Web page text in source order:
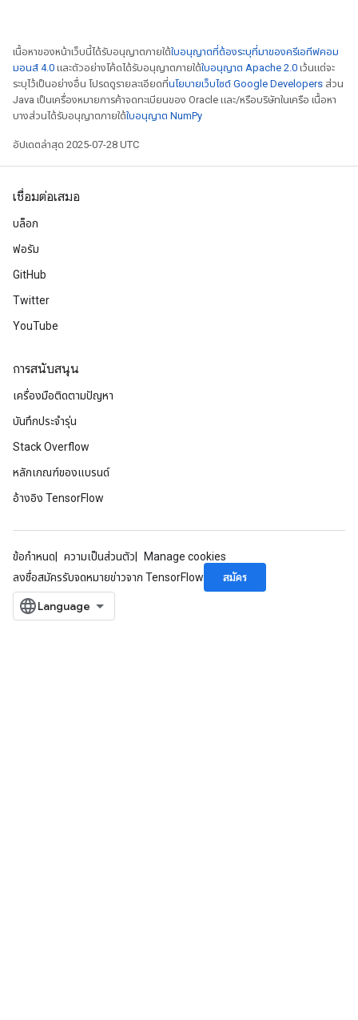
เนื้อหาของหน้าเว็บนี้ได้รับอนุญาตภายใต้ใบอนุญาตที่ต้องระบุที่มาของครีเอทีฟคอม
มอนส์ 4.0 และตัวอย่างโค้ดได้รับอนุญาตภายใต้ใบอนุญาต Apache 2.0 เว้นแต่จะ
ระบุไว้เป็นอย่างอื่น โปรดดูรายละเอียดที่นโยบายเว็บไซต์ Google Developers ส่วน
Java เป็นเครื่องหมายการค้าจดทะเบียนของ Oracle และ/หรือบริษัทในเครือ เนื้อหา
บางส่วนได้รับอนุญาตภายใต้ใบอนุญาต NumPy
อัปเดตล่าสุด 2025-07-28 UTC
เชื่อมต่อเสมอ
บล็อก
ฟอรัม
GitHub
Twitter
YouTube
การสนับสนุน
เครื่องมือติดตามปัญหา
บันทึกประจำรุ่น
Stack Overflow
หลักเกณฑ์ของแบรนด์
อ้างอิง TensorFlow
ข้อกำหนด ความเป็นส่วนตัว
Manage cookies
ลงชื่อสมัครรับจดหมายข่าวจาก TensorFlow
สมัคร